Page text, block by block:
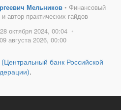
Мельников• Финансовый
автор практических гайдов
октября 2024, 00:04 •
августа 2026, 00:00
банк Российской
.